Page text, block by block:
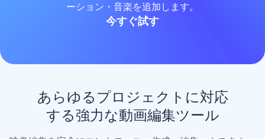
ーション・音楽を追加します。
今すぐ試す
あらゆるプロジェクトに対応
する強力な動画編集ツール